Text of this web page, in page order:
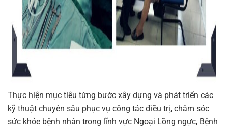
Thực hiện mục tiêu từng bước xây dựng và phát triển các
kỹ thuật chuyên sâu phục vụ công tác điều trị, chăm sóc
sức khỏe bệnh nhân trong lĩnh vực Ngoại Lồng ngực, Bệnh